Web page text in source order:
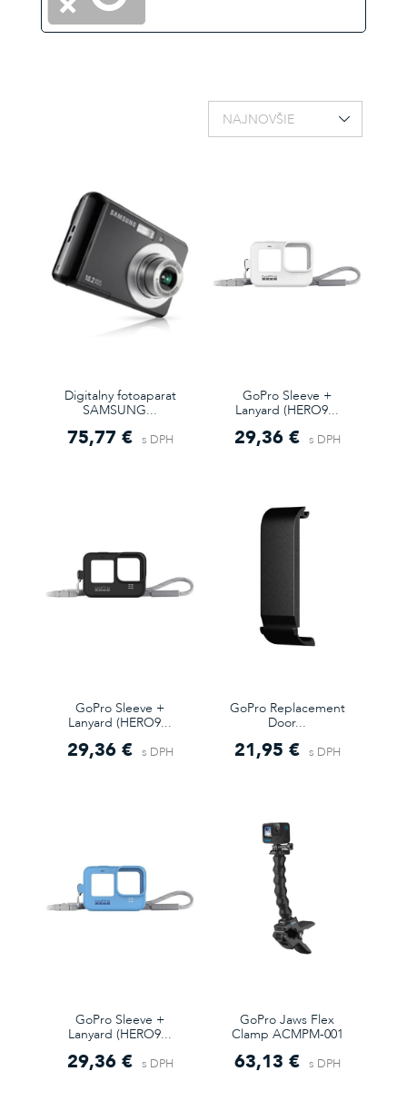
NAJNOVŠIE
Digitalny fotoaparat
SAMSUNG...
75,77 € s DPH
GoPro Sleeve +
Lanyard (HERO9...
29,36 € s DPH
GoPro Sleeve +
Lanyard (HERO9...
29,36 € s DPH
GoPro Replacement
Door...
21,95 € s DPH
GoPro Sleeve +
Lanyard (HERO9...
29,36 € s DPH
GoPro Jaws Flex
Clamp ACMPM-001
63,13 € s DPH
Prihlásiť
cez